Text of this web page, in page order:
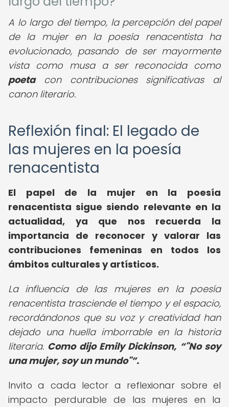
A lo largo del tiempo, la percepción del papel
de la mujer en la poesía renacentista ha
evolucionado, pasando de ser mayormente
vista como musa a ser reconocida como
poetacon contribuciones significativas al
canon literario.
Reflexión final: El legado de
las mujeres en la poesía
renacentista
El papel de la mujer en la poesía
renacentista sigue siendo relevante en la
actualidad, ya que nos recuerda la
importancia de reconocer y valorar las
contribuciones femeninas en todos los
ámbitos culturales y artísticos.
La influencia de las mujeres en la poesía
renacentista trasciende el tiempo y el espacio,
recordándonos que su voz y creatividad han
dejado una huella imborrable en la historia
literaria. Como dijo Emily Dickinson,
"No soy
una mujer, soy un mundo" .
Invito a cada lector a reflexionar sobre el
impacto perdurable de las mujeres en la